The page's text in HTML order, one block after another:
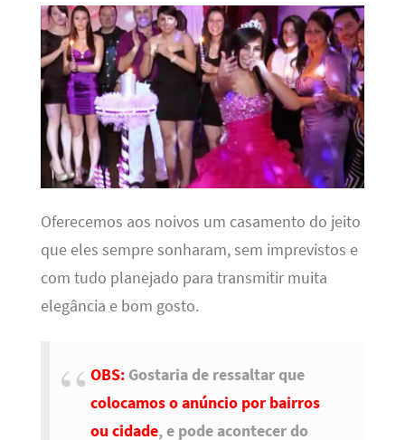
Oferecemos aos noivos um casamento do jeito
que eles sempre sonharam, sem imprevistos e
com tudo planejado para transmitir muita
elegância e bom gosto.
OBS:Gostaria de ressaltar que
colocamos o anúncio por bairros
ou cidade, e pode acontecer do